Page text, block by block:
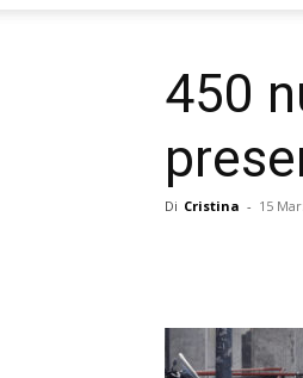
450
Di Cristina - 15